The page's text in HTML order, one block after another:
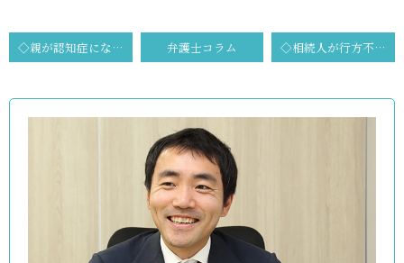
◇親が認知症になる前であるが、認知症になった後のために準備しておくことについての御相談 弁護士コラム ◇相続人が行方不明である場合に、どのように遺産分割協議を進めていけばいいのかとのご相談